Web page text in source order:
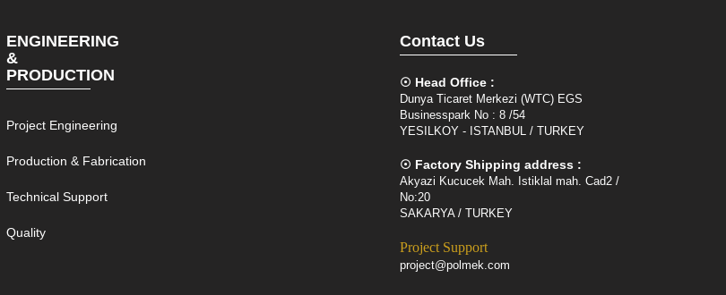
ENGINEERING
&
PRODUCTION
Project Engineering
Production & Fabrication
Technical Support
Quality
Contact Us
☉ Head Office :
Dunya Ticaret Merkezi (WTC) EGS
Businesspark No : 8 /54
YESILKOY - ISTANBUL / TURKEY
☉ Factory Shipping address :
Akyazi Kucucek Mah. Istiklal mah. Cad2 /
No:20
SAKARYA / TURKEY
Project Support
project@polmek.com